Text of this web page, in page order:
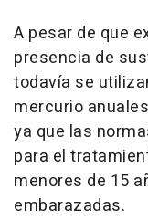
A pesar de que
presencia de
todavía se
mercurio
ya que las
para el
menores de 15
embarazadas.